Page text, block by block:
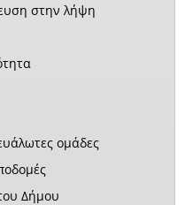
στην λήψη
ομάδες
Δήμου